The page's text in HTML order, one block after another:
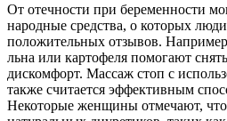
От отечности при беременности
народные средства, о которых
положительных отзывов.
льна или картофеля помогают
дискомфорт. Массаж стоп с
также считается эффективным
Некоторые женщины отмечают, что